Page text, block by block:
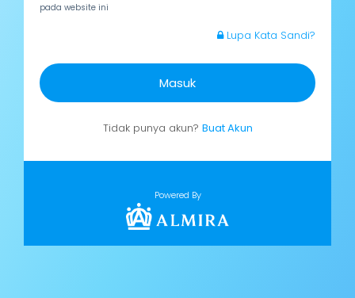
pada website ini
Lupa Kata Sandi?
Masuk
Tidak punya akun? Buat Akun
Powered By